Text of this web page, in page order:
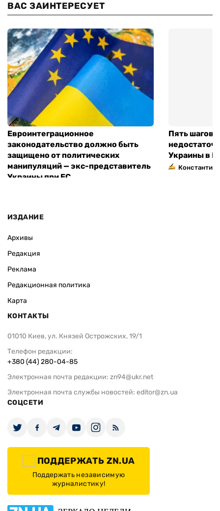
ВАС ЗАИНТЕРЕСУЕТ
Евроинтеграционное
законодательство должно быть
защищено от политических
манипуляций — экс-представитель
Украины при ЕС
Пять шагов
Украины в
Константин
ИЗДАНИЕ
Архивы
Редакция
Реклама
Редакционная политика
Карта
КОНТАКТЫ
01010 Киев, ул. Князей Острожских, 19/1
Телефон редакции:
+380 (44) 280-04-85
Электронная почта редакции: zn94@ukr.net
Электронная почта службы новостей: editor@zn.ua
СОЦСЕТИ
ПОДДЕРЖАТЬ ZN.UA
Поддержать независимую
журналистику!